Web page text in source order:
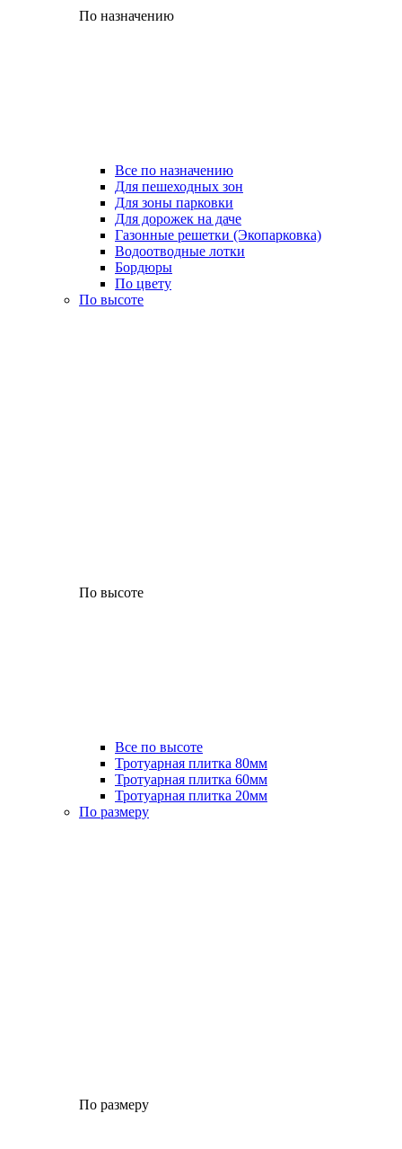
По назначению
Все по назначению
Для пешеходных зон
Для зоны парковки
Для дорожек на даче
Газонные решетки (Экопарковка)
Водоотводные лотки
Бордюры
По цвету
По высоте
По высоте
Все по высоте
Тротуарная плитка 80мм
Тротуарная плитка 60мм
Тротуарная плитка 20мм
По размеру
По размеру